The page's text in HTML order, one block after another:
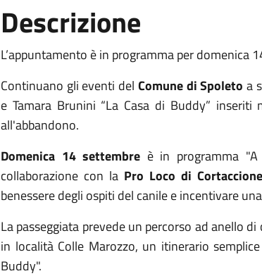
Descrizione
L’appuntamento è in programmaper domenica
Continuano gli eventi del Comune di Spoleto a
e Tamara Brunini “La Casa di Buddy” inseriti
all'abbandono.
Domenica 14 settembre è in programma "A
collaborazione con la Pro Loco di Cortaccione
benessere degli ospiti del canile e incentivare
La passeggiata prevede un percorso ad anello
in località Colle Marozzo, un itinerario
Buddy".